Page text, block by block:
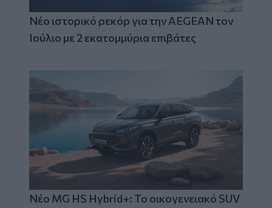
Νέο ιστορικό ρεκόρ για την AEGEAN τον
Ιούλιο με 2 εκατομμύρια επιβάτες
Νέο MG HS Hybrid+: Το οικογενειακό SUV